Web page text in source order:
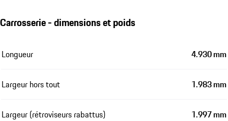
Carrosserie - dimensions et poids
Longueur 4.930 mm
Largeur hors tout 1.983 mm
Largeur (rétroviseurs rabattus) 1.997 mm